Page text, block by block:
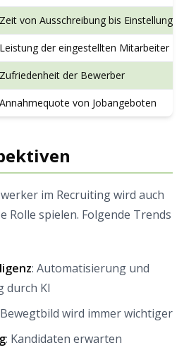
Zeit von Ausschreibung bis Einstellung
Leistung der eingestellten Mitarbeiter
Zufriedenheit der Bewerber
Annahmequote von Jobangeboten
im Recruiting wird auch
Rolle spielen. Folgende Trends
: Automatisierung und
durch KI
wird immer wichtiger
: Kandidaten erwarten